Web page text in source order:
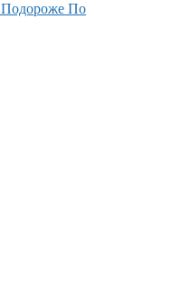
Подороже По